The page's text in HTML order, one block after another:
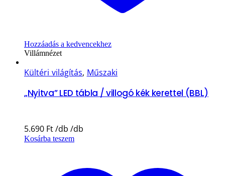
Hozzáadás a kedvencekhez
Villámnézet
Kültéri világítás, Műszaki
„Nyitva” LED tábla / villogó kék kerettel (BBL)
5.690 Ft
Kosárba teszem